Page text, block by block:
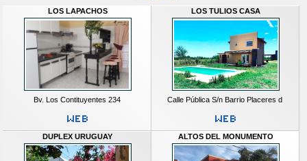
LOS LAPACHOS
Bv. Los Contituyentes 234
LOS TULIOS CASA
Calle Pública S/n Barrio Placeres d
DUPLEX URUGUAY ALTOS DEL MONUMENTO